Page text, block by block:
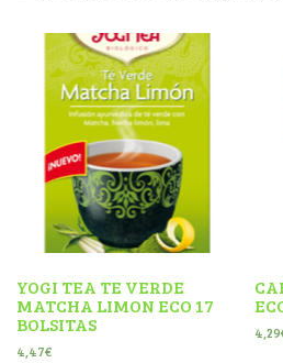
YOGI TEA TE VERDE
MATCHA LIMON ECO 17
BOLSITAS
4,47€
4,29